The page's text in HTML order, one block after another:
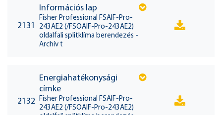
2131
Információs lap
Fisher Professional FSAIF-Pro-
243AE2 (/FSOAIF-Pro-243AE2)
oldalfali splitklíma berendezés -
Archív t
2132
Energiahatékonysági
címke
Fisher Professional FSAIF-Pro-
243AE2 (/FSOAIF-Pro-243AE2)